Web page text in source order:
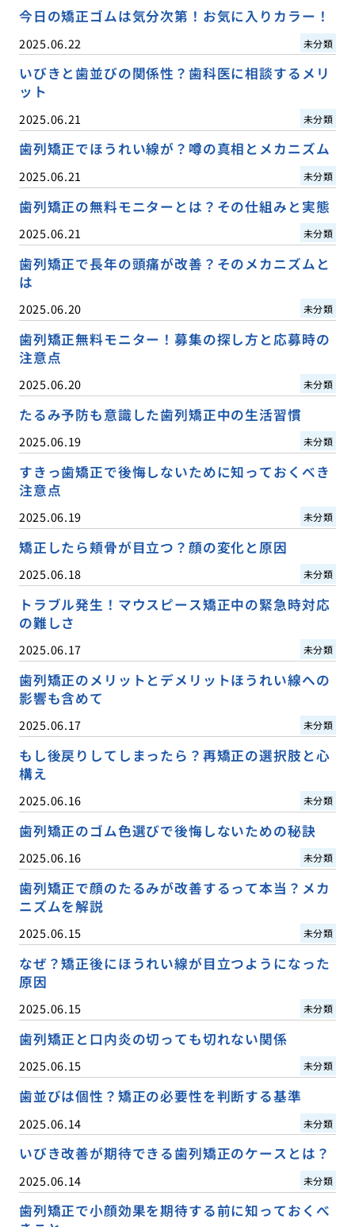
今日の矯正ゴムは気分次第！お気に入りカラー！
2025.06.22 未分類
いびきと歯並びの関係性？歯科医に相談するメリ
ット
2025.06.21 未分類
歯列矯正でほうれい線が？噂の真相とメカニズム
2025.06.21 未分類
歯列矯正の無料モニターとは？その仕組みと実態
2025.06.21 未分類
歯列矯正で長年の頭痛が改善？そのメカニズムと
は
2025.06.20 未分類
歯列矯正無料モニター！募集の探し方と応募時の
注意点
2025.06.20 未分類
たるみ予防も意識した歯列矯正中の生活習慣
2025.06.19 未分類
すきっ歯矯正で後悔しないために知っておくべき
注意点
2025.06.19 未分類
矯正したら頬骨が目立つ？顔の変化と原因
2025.06.18 未分類
トラブル発生！マウスピース矯正中の緊急時対応
の難しさ
2025.06.17 未分類
歯列矯正のメリットとデメリットほうれい線への
影響も含めて
2025.06.17 未分類
もし後戻りしてしまったら？再矯正の選択肢と心
構え
2025.06.16 未分類
歯列矯正のゴム色選びで後悔しないための秘訣
2025.06.16 未分類
歯列矯正で顔のたるみが改善するって本当？メカ
ニズムを解説
2025.06.15 未分類
なぜ？矯正後にほうれい線が目立つようになった
原因
2025.06.15 未分類
歯列矯正と口内炎の切っても切れない関係
2025.06.15 未分類
歯並びは個性？矯正の必要性を判断する基準
2025.06.14 未分類
いびき改善が期待できる歯列矯正のケースとは？
2025.06.14 未分類
歯列矯正で小顔効果を期待する前に知っておくべ